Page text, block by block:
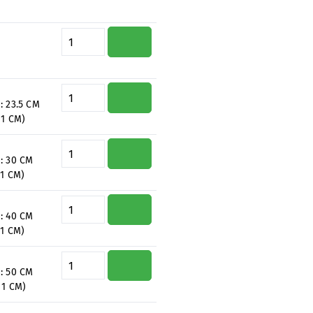
Quantité de produit : Entrez la
:23.5 CM
CM)
Quantité de produit : Entrez la
:30 CM
CM)
Quantité de produit : Entrez la
:40 CM
CM)
Quantité de produit : Entrez la
:50 CM
CM)
Quantité de produit : Entrez la